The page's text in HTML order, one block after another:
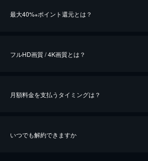
最大40%※ポイント還元とは？
※40％ポイント還元の対象は、クレジットカード決済による
フルHD画質 / 4K画質とは？
月額料金を支払うタイミングは？
いつでも解約できますか